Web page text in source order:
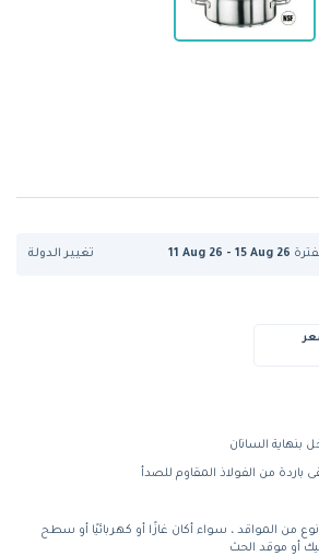
11 Aug 26 - 15 Aug 26 تغيير الدولة
بنهاية الساتان
باردة من الفولاذ المقاوم للصدأ
من المواقد ، سواء أكان غازًا أو كهربائيًا أو سطح
أو موقد الحث